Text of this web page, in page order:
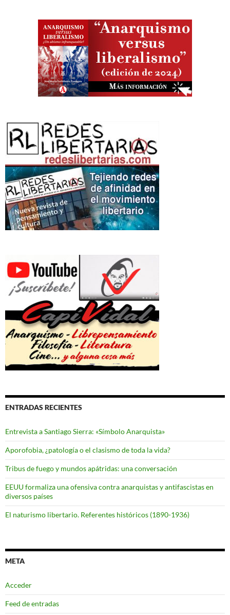
ENTRADAS RECIENTES
Entrevista a Santiago Sierra: «Símbolo Anarquista»
Aporofobia, ¿patología o el clasismo de toda la vida?
Tribus de fuego y mundos apátridas: una conversación
EEUU formaliza una ofensiva contra anarquistas y antifascistas en
diversos países
El naturismo libertario. Referentes históricos (1890-1936)
META
Acceder
Feed de entradas